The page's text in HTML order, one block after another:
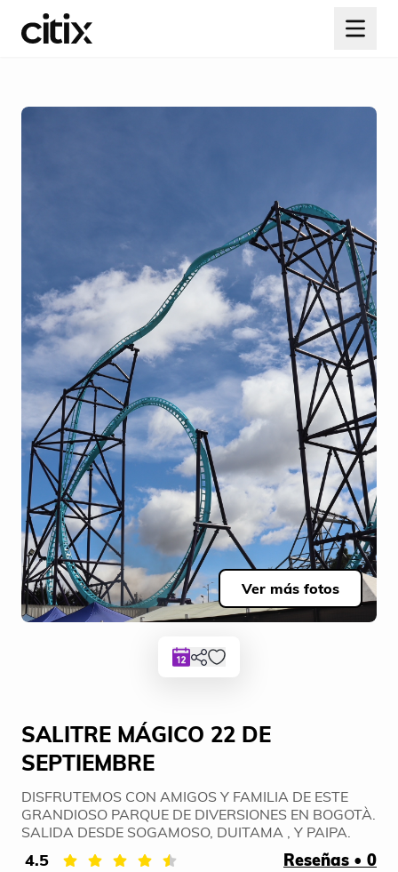
Ver más fotos
SALITRE MÁGICO 22 DE
SEPTIEMBRE
DISFRUTEMOS CON AMIGOS Y FAMILIA DE ESTE
GRANDIOSO PARQUE DE DIVERSIONES EN BOGOTÀ.
SALIDA DESDE SOGAMOSO, DUITAMA , Y PAIPA.
4.5 Reseñas • 0